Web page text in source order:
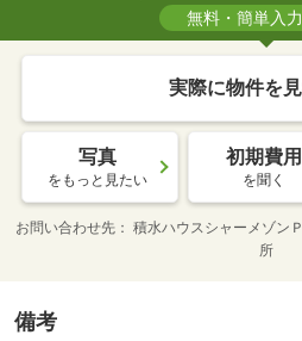
無料・簡単入
実際に物件を
写真
をもっと見たい
初期費用
を聞く
お問い合わせ先
積水ハウスシャーメゾン
所
備考